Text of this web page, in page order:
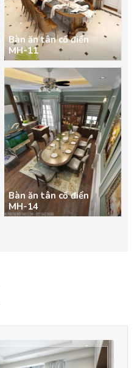
Bàn ăn tân cổ điển
MH-11
Bàn ăn tân cổ điển
MH-14